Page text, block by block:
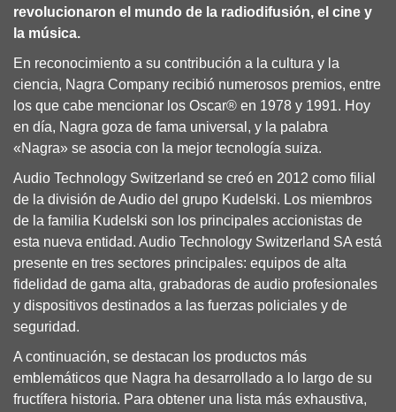
revolucionaron el mundo de la radiodifusión, el cine y
la música.
En reconocimiento a su contribución a la cultura y la
ciencia, Nagra Company recibió numerosos premios, entre
los que cabe mencionar los Oscar® en 1978 y 1991. Hoy
en día, Nagra goza de fama universal, y la palabra
«Nagra» se asocia con la mejor tecnología suiza.
Audio Technology Switzerland se creó en 2012 como filial
de la división de Audio del grupo Kudelski. Los miembros
de la familia Kudelski son los principales accionistas de
esta nueva entidad. Audio Technology Switzerland SA está
presente en tres sectores principales: equipos de alta
fidelidad de gama alta, grabadoras de audio profesionales
y dispositivos destinados a las fuerzas policiales y de
seguridad.
A continuación, se destacan los productos más
emblemáticos que Nagra ha desarrollado a lo largo de su
fructífera historia. Para obtener una lista más exhaustiva,